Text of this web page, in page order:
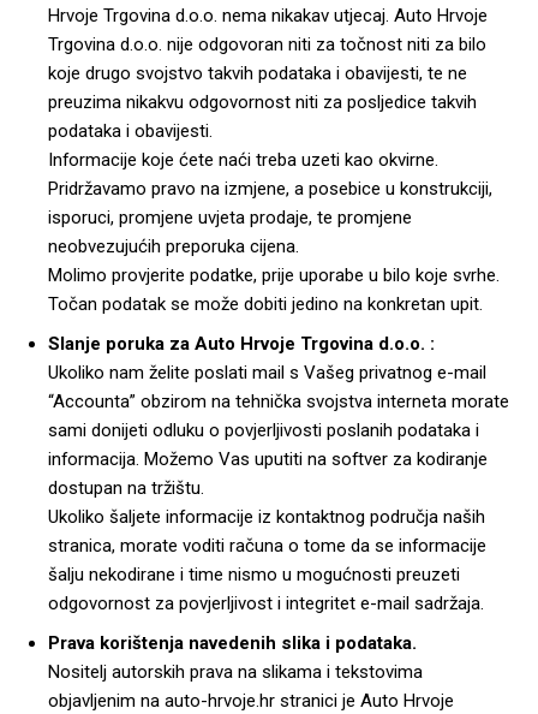
Hrvoje Trgovina d.o.o. nema nikakav utjecaj. Auto Hrvoje
Trgovina d.o.o. nije odgovoran niti za točnost niti za bilo
koje drugo svojstvo takvih podataka i obavijesti, te ne
preuzima nikakvu odgovornost niti za posljedice takvih
podataka i obavijesti.
Informacije koje ćete naći treba uzeti kao okvirne.
Pridržavamo pravo na izmjene, a posebice u konstrukciji,
isporuci, promjene uvjeta prodaje, te promjene
neobvezujućih preporuka cijena.
Molimo provjerite podatke, prije uporabe u bilo koje svrhe.
Točan podatak se može dobiti jedino na konkretan upit.
Slanje poruka za Auto Hrvoje Trgovina d.o.o. :
Ukoliko nam želite poslati mail s Vašeg privatnog e-mail
“Accounta” obzirom na tehnička svojstva interneta morate
sami donijeti odluku o povjerljivosti poslanih podataka i
informacija. Možemo Vas uputiti na softver za kodiranje
dostupan na tržištu.
Ukoliko šaljete informacije iz kontaktnog područja naših
stranica, morate voditi računa o tome da se informacije
šalju nekodirane i time nismo u mogućnosti preuzeti
odgovornost za povjerljivost i integritet e-mail sadržaja.
Prava korištenja navedenih slika i podataka.
Nositelj autorskih prava na slikama i tekstovima
objavljenim na auto-hrvoje.hr stranici je Auto Hrvoje